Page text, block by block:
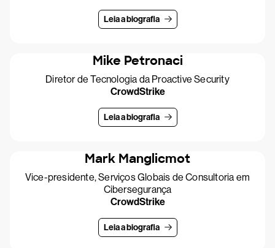
Leia a biografia
Mike Petronaci
Diretor de Tecnologia da Proactive Security
CrowdStrike
Leia a biografia
Mark Manglicmot
Vice-presidente, Serviços Globais de Consultoria em
Cibersegurança
CrowdStrike
Leia a biografia